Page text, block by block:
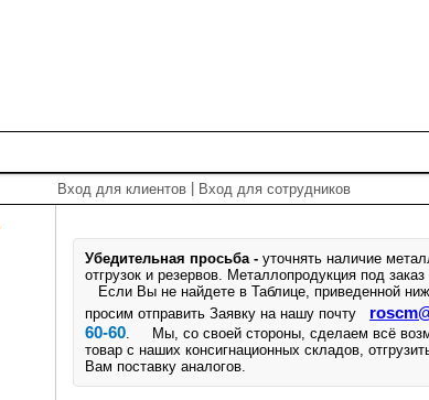
Вход для клиентов Вход для сотрудников
Убедительная просьба - уточнять наличие
отгрузок и резервов. Металлопродукция под заказ
Если Вы не найдете в Таблице, приведенной
просим отправить Заявку на нашу почту
60-60. Мы, со своей стороны, сделаем всё
товар с наших консигнационных складов,
Вам поставку аналогов.